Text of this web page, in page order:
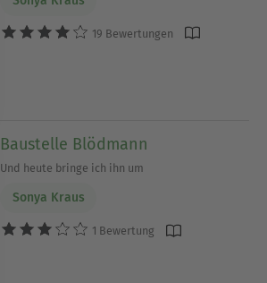
19 Bewertungen
Baustelle Blödmann
Und heute bringe ich ihn um
Sonya Kraus
1 Bewertung